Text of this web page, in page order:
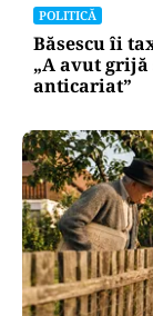
POLITICĂ
Băsescu îi
„A avut grijă
anticariat”